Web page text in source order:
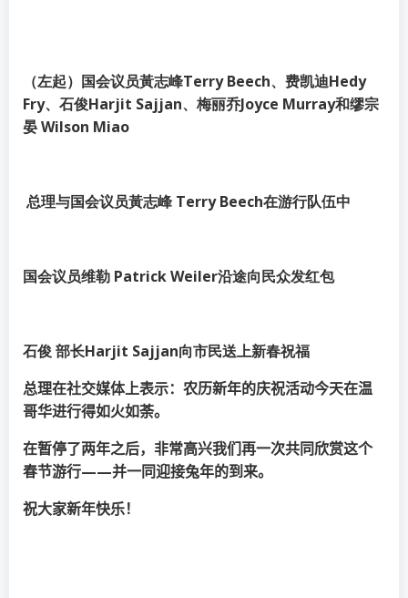
（左起）国会议员黃志峰Terry Beech、费凯迪Hedy
Fry、石俊Harjit Sajjan、梅丽乔Joyce Murray和缪宗
晏 Wilson Miao
总理与国会议员黃志峰 Terry Beech在游行队伍中
国会议员维勒 Patrick Weiler沿途向民众发红包
石俊 部长Harjit Sajjan向市民送上新春祝福
总理在社交媒体上表示：农历新年的庆祝活动今天在温
哥华进行得如火如荼。
在暂停了两年之后，非常高兴我们再一次共同欣赏这个
春节游行——并一同迎接兔年的到来。
祝大家新年快乐！